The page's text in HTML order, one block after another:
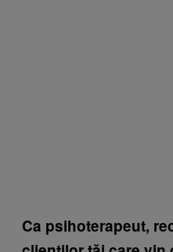
Ca psihoterapeut,